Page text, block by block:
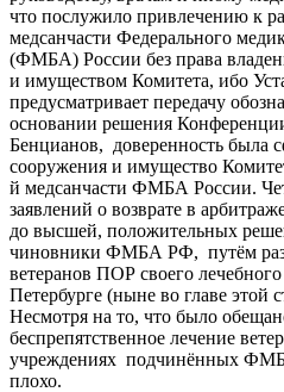
что послужило привлечению к
медсанчасти Федерального
(ФМБА) России без права
и имуществом Комитета, ибо
предусматривает передачу
основании решения
Бенцианов, доверенность была
сооружения и имущество
й медсанчасти ФМБА России.
заявлений о возврате в
до высшей, положительных
чиновники ФМБА РФ, путём
ветеранов ПОР своего
Петербурге (ныне во главе этой
Несмотря на то, что было
беспрепятственное лечение
учреждениях подчинённых
плохо.